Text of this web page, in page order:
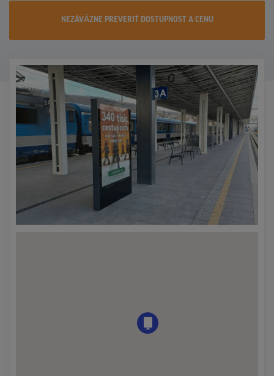
NEZÁVÄZNE PREVERIŤ DOSTUPNOST A CENU